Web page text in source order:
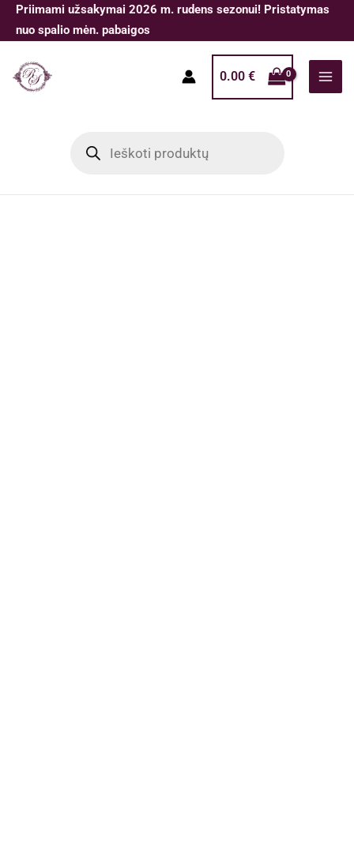
Pereiti
prie
Priimami užsakymai 2026 m. rudens sezonui! Pristatymas
nuo spalio mėn. pabaigos
0.00 €
search